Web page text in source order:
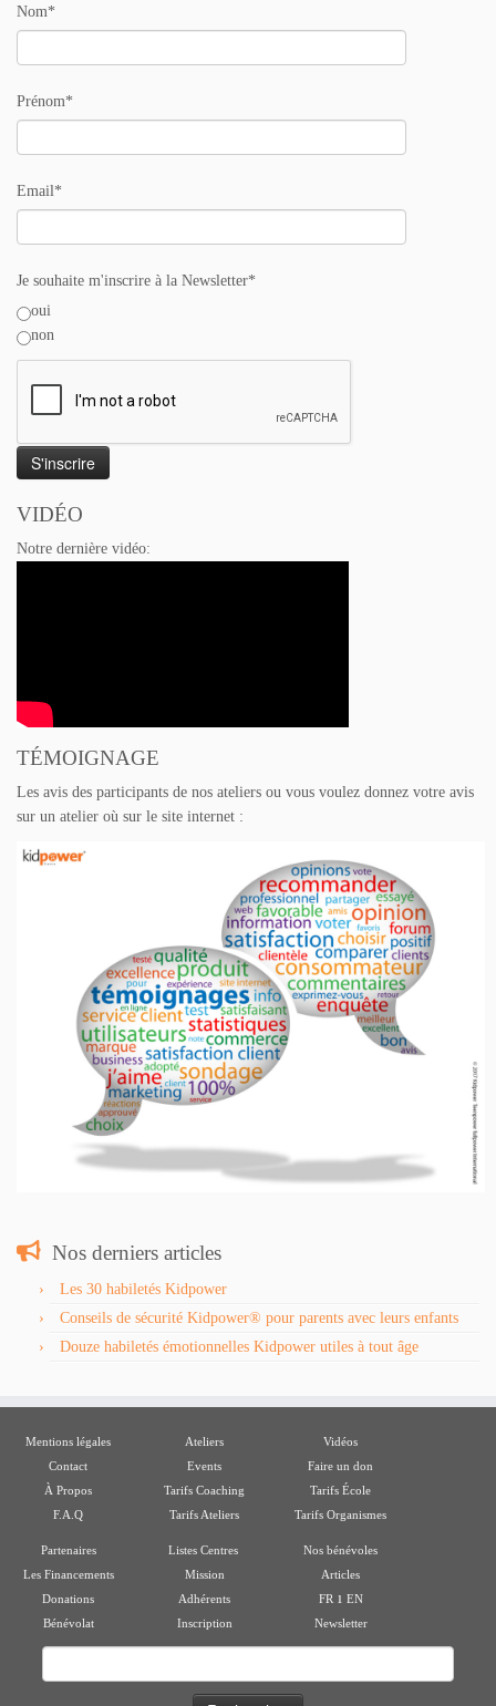
Nom*
Prénom*
Email*
Je souhaite m'inscrire à la Newsletter*
oui
non
VIDÉO
Notre dernière vidéo:
TÉMOIGNAGE
Les avis des participants de nos ateliers ou vous voulez donnez votre avis
sur un atelier où sur le site internet :
Nos derniers articles
Les 30 habiletés Kidpower
Conseils de sécurité Kidpower® pour parents avec leurs enfants
Douze habiletés émotionnelles Kidpower utiles à tout âge
Mentions légales
Contact
À Propos
F.A.Q
Ateliers
Events
Tarifs Coaching
Tarifs Ateliers
Vidéos
Faire un don
Tarifs École
Tarifs Organismes
Partenaires
Les Financements
Donations
Bénévolat
Listes Centres
Mission
Adhérents
Inscription
Nos bénévoles
Articles
FR ı EN
Newsletter